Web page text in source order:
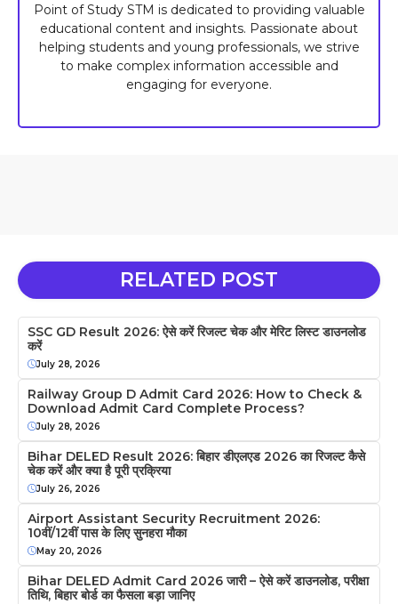
Point of Study STM is dedicated to providing valuable
educational content and insights. Passionate about
helping students and young professionals, we strive
to make complex information accessible and
engaging for everyone.
RELATED POST
SSC GD Result 2026: ऐसे करें रिजल्ट चेक और मेरिट लिस्ट डाउनलोड
करें
July 28, 2026
Railway Group D Admit Card 2026: How to Check &
Download Admit Card Complete Process?
July 28, 2026
Bihar DELED Result 2026: बिहार डीएलएड 2026 का रिजल्ट कैसे
चेक करें और क्या है पूरी प्रक्रिया
July 26, 2026
Airport Assistant Security Recruitment 2026:
10वीं/12वीं पास के लिए सुनहरा मौका
May 20, 2026
Bihar DELED Admit Card 2026 जारी – ऐसे करें डाउनलोड, परीक्षा
तिथि, बिहार बोर्ड का फैसला बड़ा जानिए